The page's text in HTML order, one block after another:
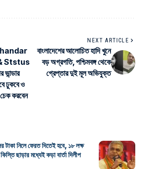
Ststus
ঢুকবে ও
চেক করবেন
NEXT ARTICLE
বাংলাদেশের আলোচিত হাদি খুনে
বড় অগ্রগতি, পশ্চিমবঙ্গ থেকে
গ্রেপ্তার দুই মূল অভিযুক্ত
টাকা নিলে ফেরত দিতেই হবে, ১৮ লক্ষ
ছাড়ার মধ্যেই কড়া বার্তা দিলীপ